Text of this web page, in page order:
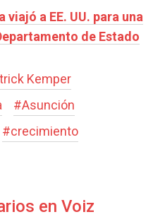
a EE. UU. para una
de Estado
Kemper
#Asunción
#crecimiento
en Voiz